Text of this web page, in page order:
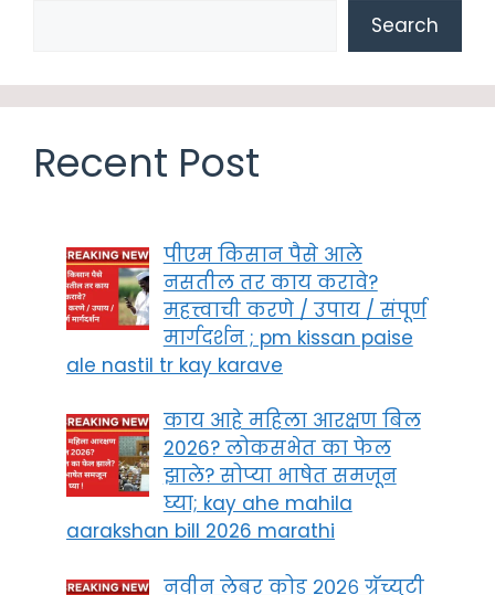
Search
Recent Post
पीएम किसान पैसे आले
नसतील तर काय करावे?
महत्त्वाची करणे / उपाय / संपूर्ण
मार्गदर्शन ; pm kissan paise
ale nastil tr kay karave
काय आहे महिला आरक्षण बिल
2026? लोकसभेत का फेल
झाले? सोप्या भाषेत समजून
घ्या; kay ahe mahila
aarakshan bill 2026 marathi
नवीन लेबर कोड २०२६ ग्रॅच्युटी